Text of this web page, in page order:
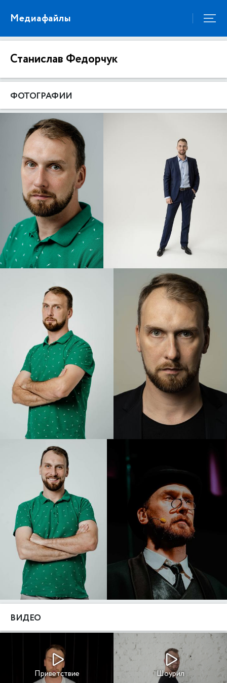
Медиафайлы
Станислав Федорчук
ФОТОГРАФИИ
ВИДЕО
Приветствие Шоурил